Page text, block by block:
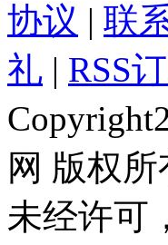
协议 | 联
礼 | RSS
网 版权所
未经许可